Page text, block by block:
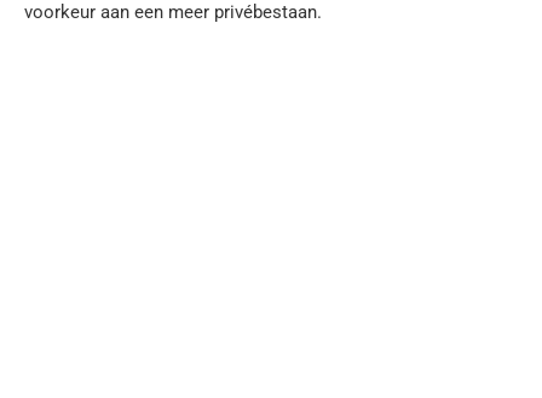
voorkeur aan een meer privébestaan.